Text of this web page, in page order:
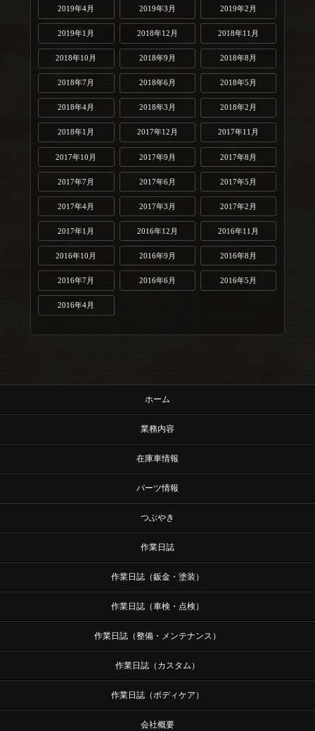
2019年4月 2019年3月 2019年2月
2019年1月 2018年12月 2018年11月
2018年10月 2018年9月 2018年8月
2018年7月 2018年6月 2018年5月
2018年4月 2018年3月 2018年2月
2018年1月 2017年12月 2017年11月
2017年10月 2017年9月 2017年8月
2017年7月 2017年6月 2017年5月
2017年4月 2017年3月 2017年2月
2017年1月 2016年12月 2016年11月
2016年10月 2016年9月 2016年8月
2016年7月 2016年6月 2016年5月
2016年4月
ホーム
業務内容
在庫車情報
パーツ情報
つぶやき
作業日誌
作業日誌（鈑金・塗装）
作業日誌（車検・点検）
作業日誌（整備・メンテナンス）
作業日誌（カスタム）
作業日誌（ボディケア）
会社概要